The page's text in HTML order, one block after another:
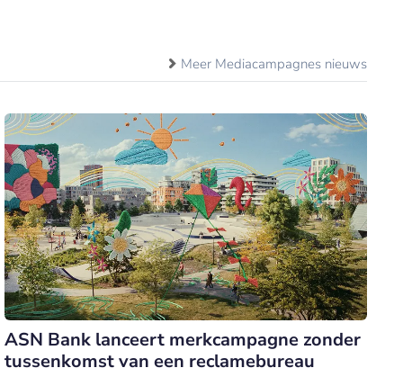
Meer Mediacampagnes nieuws
ASN Bank lanceert merkcampagne zonder
tussenkomst van een reclamebureau